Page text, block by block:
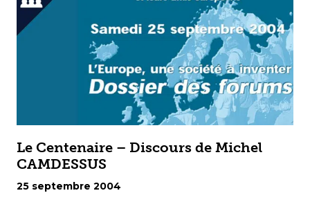
Le Centenaire – Discours de Michel
CAMDESSUS
25 septembre 2004